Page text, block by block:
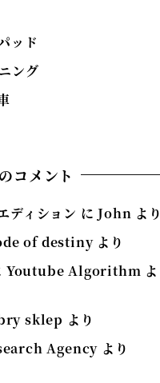
ッド
ング
コメント
ディション にJohn より
of destinyより
Youtube Algorithm よ
sklep より
Agency より